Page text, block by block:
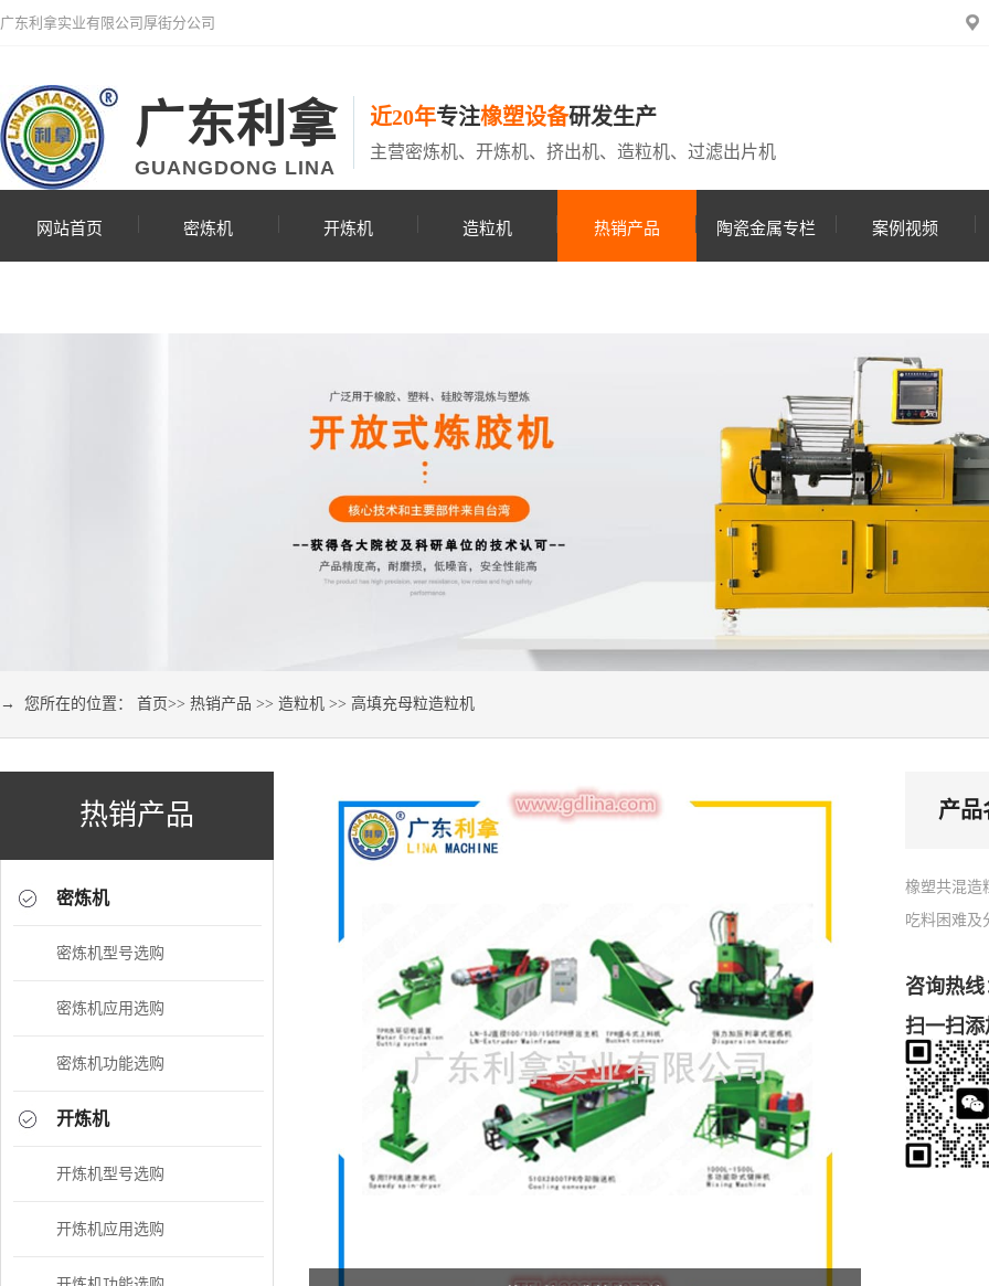
广东利拿实业有限公司厚街分公司
广东利拿
GUANGDONG LINA
近20年专注橡塑设备研发生产
主营密炼机、开炼机、挤出机、造粒机、过滤出片机
网站首页 密炼机 开炼机 造粒机 热销产品 陶瓷金属专栏 案例视频
→ 您所在的位置： 首页>> 热销产品 >> 造粒机 >> 高填充母粒造粒机
热销产品
密炼机
密炼机型号选购
密炼机应用选购
密炼机功能选购
开炼机
开炼机型号选购
开炼机应用选购
产品
橡塑共混造
吃料困难及
咨询热线
扫一扫